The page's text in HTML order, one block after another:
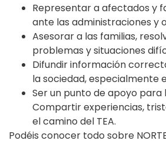
Representar a afectados y
ante las administraciones y
Asesorar a las familias,
problemas y situaciones
Difundir información
la sociedad, especialmente
Ser un punto de apoyo para
Compartir experiencias,
el camino del TEA.
Podéis conocer todo sobre